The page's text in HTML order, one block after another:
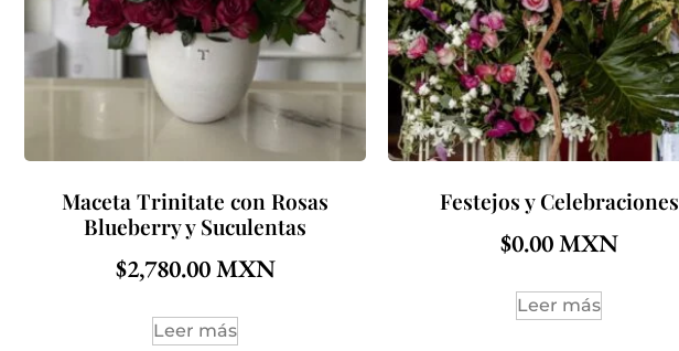
Maceta Trinitate con Rosas
Blueberry y Suculentas
$2,780.00
Leer más
Festejos y Celebraciones
$0.00
Leer más